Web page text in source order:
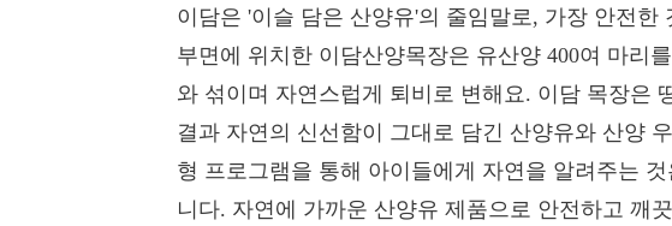
이담은 '이슬 담은 산양유'의 줄임말로, 가장 안전
부면에 위치한 이담산양목장은 유산양 400여 마리
와 섞이며 자연스럽게 퇴비로 변해요. 이담 목장은
결과 자연의 신선함이 그대로 담긴 산양유와 산양
형 프로그램을 통해 아이들에게 자연을 알려주는
니다. 자연에 가까운 산양유 제품으로 안전하고 깨